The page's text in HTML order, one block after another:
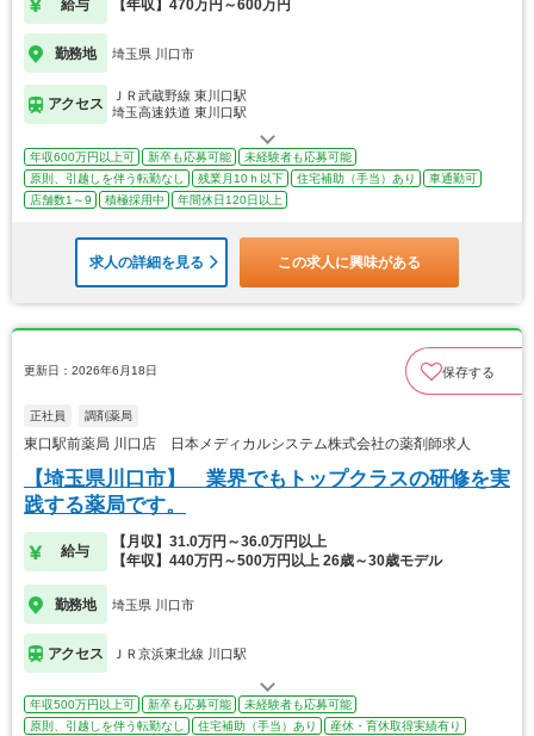
給与 【年収】470万円～600万円
勤務地 埼玉県 川口市
アクセス
ＪＲ武蔵野線 東川口駅
埼玉高速鉄道 東川口駅
年収600万円以上可 新卒も応募可能
未経験者も応募可能
原則、引越しを伴う転勤なし
残業月10ｈ以下 住宅補助（手当）あり
車通勤可
店舗数1～9
積極採用中 年間休日120日以上
求人の詳細を見る この求人に興味がある
更新日：2026年6月18日 保存する
正社員 調剤薬局
東口駅前薬局 川口店 日本メディカルシステム株式会社の薬剤師求人
【埼玉県川口市】 業界でもトップクラスの研修を実
践する薬局です。
給与
【月収】31.0万円～36.0万円以上
【年収】440万円～500万円以上 26歳～30歳モデル
勤務地 埼玉県 川口市
アクセス ＪＲ京浜東北線 川口駅
年収500万円以上可 新卒も応募可能
未経験者も応募可能
原則、引越しを伴う転勤なし
住宅補助（手当）あり
産休・育休取得実績有り